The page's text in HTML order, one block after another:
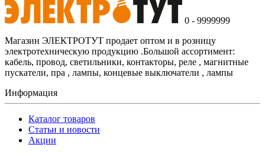
0 - 9999999
Магазин ЭЛЕКТРОТУТ продает оптом и в розницу
электротехническую продукцию .Большой ассортимент:
кабель, провод, светильники, контакторы, реле , магнитные
пускатели, пра , лампы, концевые выключатели , лампы
Информация
Каталог товаров
Статьи и новости
Акции